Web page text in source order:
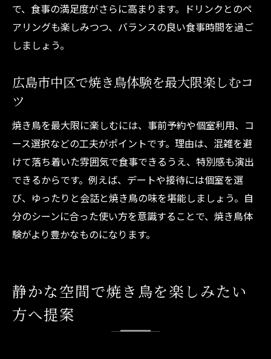
で、食事の満足度がさらに高まります。ドリンクとのペ
アリングも楽しみつつ、バランスの良い食事時間を過ご
しましょう。
広島市中区で焼き鳥体験を最大限楽しむコ
ツ
焼き鳥を最大限に楽しむには、事前予約や個室利用、コ
ース選択などの工夫がポイントです。理由は、混雑を避
けて落ち着いた雰囲気で食事できるうえ、特別感も演出
できるからです。例えば、デートや接待には個室を選
び、ゆったりと会話と焼き鳥の味を堪能しましょう。自
分のシーンに合った使い方を意識することで、焼き鳥体
験がより豊かなものになります。
静かな空間で焼き鳥を楽しみたい
方へ提案